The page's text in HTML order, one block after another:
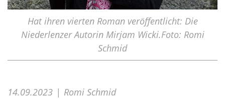
Hat ihren vierten Roman veröffentlicht: Die
Niederlenzer Autorin Mirjam Wicki.Foto: Romi
Schmid
14.09.2023 Romi Schmid